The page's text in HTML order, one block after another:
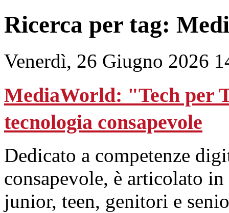
Ricerca per tag:
Venerdì, 26 Giugno 2026
MediaWorld: "Tech per
tecnologia consapevole
Dedicato a competenze
consapevole, è articolato
junior, teen, genitori e